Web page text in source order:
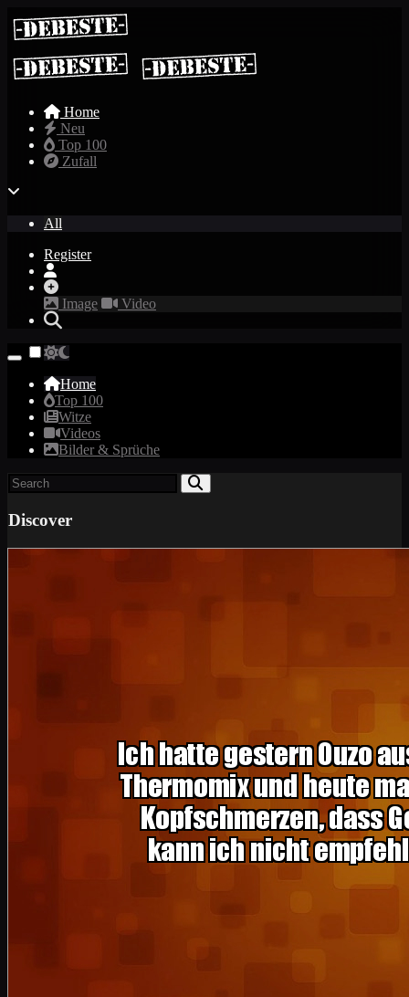
Home
Neu
Top 100
Zufall
All
Register
Image Video
Home
Top 100
Witze
Videos
Bilder & Sprüche
Discover